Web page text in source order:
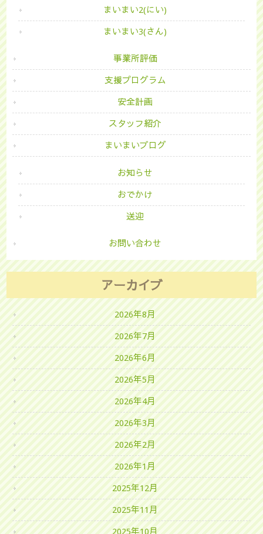
まいまい2(にい)
まいまい3(さん)
事業所評価
支援プログラム
安全計画
スタッフ紹介
まいまいブログ
お知らせ
おでかけ
送迎
お問い合わせ
アーカイブ
2026年8月
2026年7月
2026年6月
2026年5月
2026年4月
2026年3月
2026年2月
2026年1月
2025年12月
2025年11月
2025年10月